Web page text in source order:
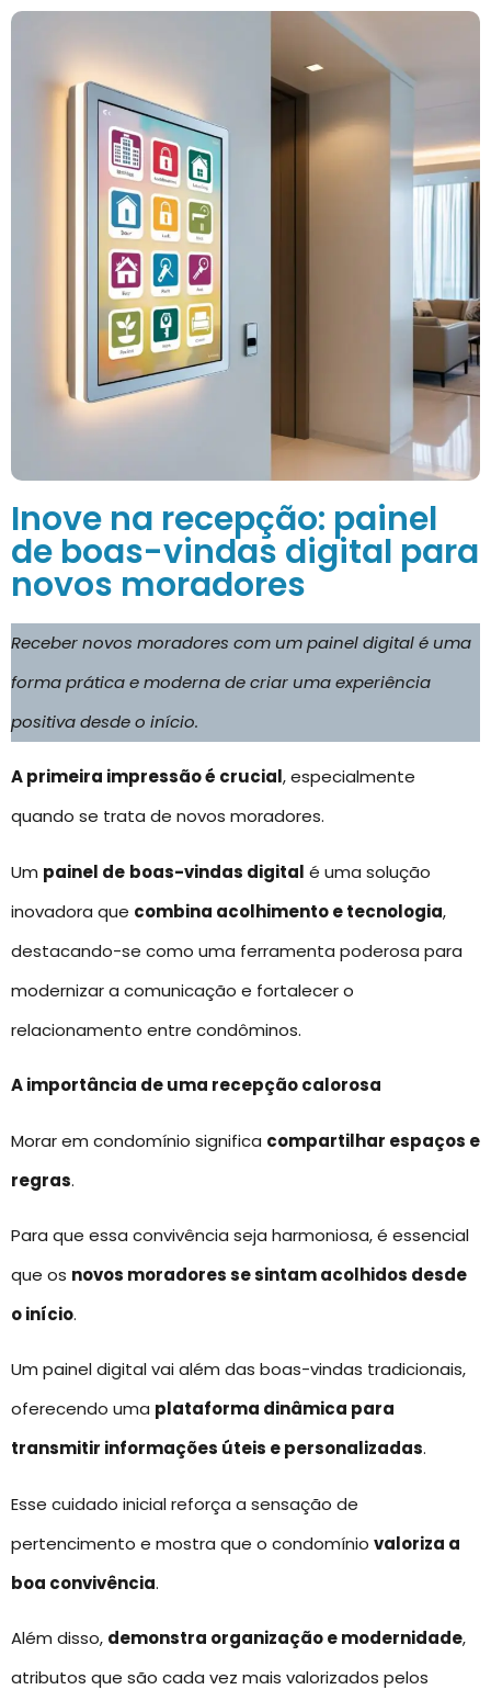
Inove na recepção: painel
de boas-vindas digital para
novos moradores
Receber novos moradores com um painel digital é uma
forma prática e moderna de criar uma experiência
positiva desde o início.
A primeira impressão é crucial, especialmente
quando se trata de novos moradores.
Um painel de boas-vindas digital é uma solução
inovadora que combina acolhimento e tecnologia,
destacando-se como uma ferramenta poderosa para
modernizar a comunicação e fortalecer o
relacionamento entre condôminos.
A importância de uma recepção calorosa
Morar em condomínio significa compartilhar espaços e
regras.
Para que essa convivência seja harmoniosa, é essencial
que os novos moradores se sintam acolhidos desde
o início.
Um painel digital vai além das boas-vindas tradicionais,
oferecendo uma plataforma dinâmica para
transmitir informações úteis e personalizadas.
Esse cuidado inicial reforça a sensação de
pertencimento e mostra que o condomínio valoriza a
boa convivência.
Além disso, demonstra organização e modernidade,
atributos que são cada vez mais valorizados pelos